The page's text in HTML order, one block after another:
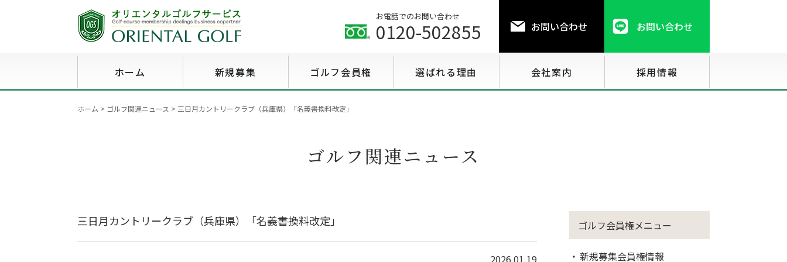
お電話でのお問い合わせ
0120-502855 お問い合わせ お問い合わせ
ホーム 新規募集 ゴルフ会員権
ゴルフ会員権相場情報
至急買い会員権情報
選ばれる理由 会社案内 採用情報
ホーム > ゴルフ関連ニュース > 三日月カントリークラブ（兵庫県）「名義書換料改定」
ゴルフ関連ニュース
三日月カントリークラブ（兵庫県）「名義書換料改定」
2026.01.19
ゴルフ会員権メニュー
新規募集会員権情報